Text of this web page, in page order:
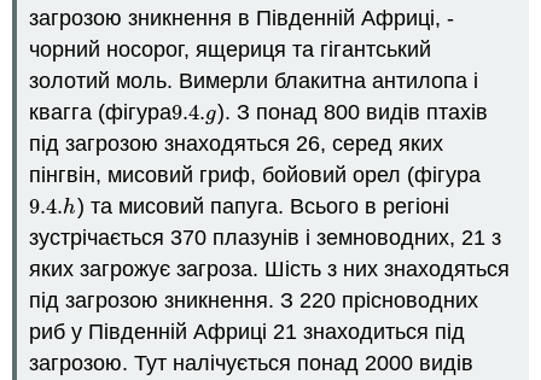
загрозою зникнення в Південній Африці, -
чорний носорог, ящериця та гігантський
золотий моль. Вимерли блакитна антилопа і
квагга (фігура9.4.g
9.4.g). З понад 800 видів птахів
під загрозою знаходяться 26, серед яких
пінгвін, мисовий гриф, бойовий орел (фігура
9.4.h
9.4.h) та мисовий папуга. Всього в регіоні
зустрічається 370 плазунів і земноводних, 21 з
яких загрожує загроза. Шість з них знаходяться
під загрозою зникнення. З 220 прісноводних
риб у Південній Африці 21 знаходиться під
загрозою. Тут налічується понад 2000 видів